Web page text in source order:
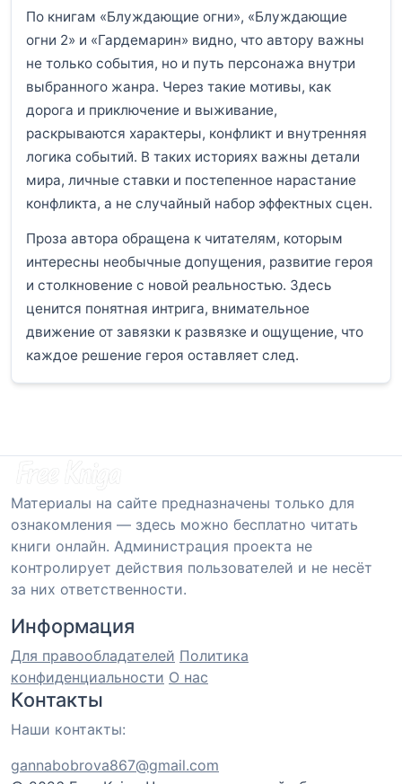
По книгам «Блуждающие огни», «Блуждающие
огни 2» и «Гардемарин» видно, что автору важны
не только события, но и путь персонажа внутри
выбранного жанра. Через такие мотивы, как
дорога и приключение и выживание,
раскрываются характеры, конфликт и внутренняя
логика событий. В таких историях важны детали
мира, личные ставки и постепенное нарастание
конфликта, а не случайный набор эффектных сцен.
Проза автора обращена к читателям, которым
интересны необычные допущения, развитие героя
и столкновение с новой реальностью. Здесь
ценится понятная интрига, внимательное
движение от завязки к развязке и ощущение, что
каждое решение героя оставляет след.
Материалы на сайте предназначены только для
ознакомления — здесь можно бесплатно читать
книги онлайн. Администрация проекта не
контролирует действия пользователей и не несёт
за них ответственности.
Информация
Для правообладателей Политика
конфиденциальности О нас
Контакты
Наши контакты:
gannabobrova867@gmail.com